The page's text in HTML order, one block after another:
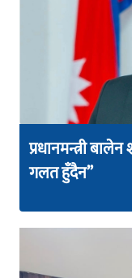
प्रधानमन्त्री बालेन
गलत हुँदैन”